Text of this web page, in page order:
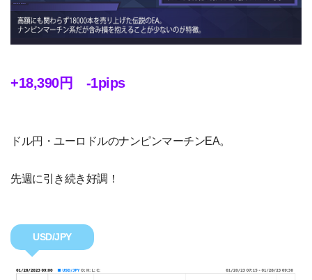
+18,390円 -1pips
ドル円・ユーロドルのナンピンマーチンEA。
先週に引き続き好調！
USD/JPY